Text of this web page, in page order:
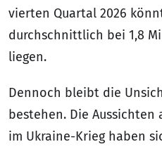
vierten Quartal 2026
durchschnittlich bei 1,8
liegen.
Dennoch bleibt die
bestehen. Die Aussichten
im Ukraine-Krieg haben